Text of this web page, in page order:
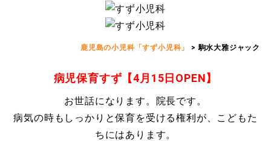
鹿児島の小児科「すず小児科」 > 駒水大雅ジャック
病児保育すず【4月15日OPEN】
お世話になります。院長です。
病気の時もしっかりと保育を受ける権利が、こどもた
ちにはあります。